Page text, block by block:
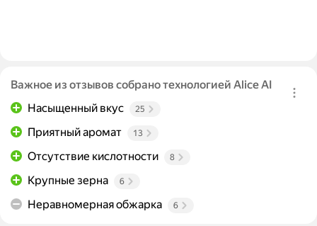
Важное из отзывов собрано технологией Alice AI
Насыщенный вкус
25
Приятный аромат 13
Отсутствие кислотности 8
Крупные зерна 6
Неравномерная обжарка 6